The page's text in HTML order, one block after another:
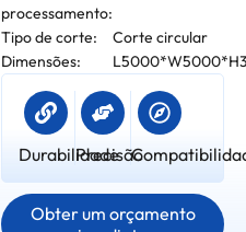
processamento:
Tipo de corte:
Corte circular
Dimensões:
Durabilidade
Precisão
Obter um orçamento